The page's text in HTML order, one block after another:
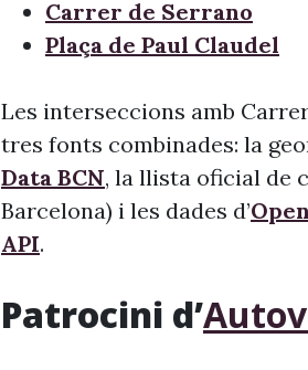
Carrer de Serrano
Plaça de Paul Claudel
Les interseccions amb
tres fonts combinades: la
Data BCN, la llista oficial de
Barcelona) i les dades d’
API.
Patrocini d’